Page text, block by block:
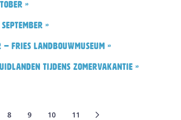
»
»
Fries Landbouwmuseum »
tijdens zomervakantie »
8 9 10 11